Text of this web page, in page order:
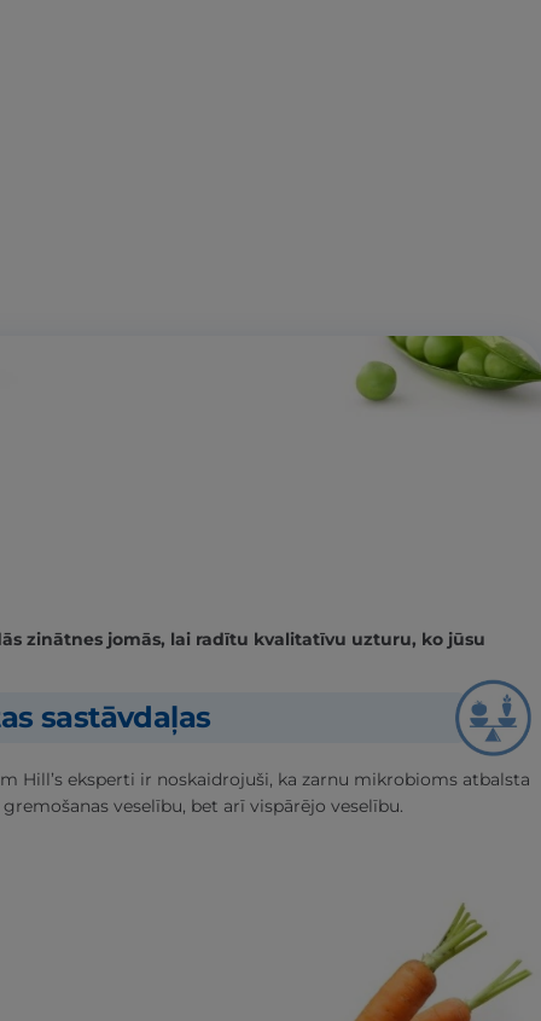
zinātnes jomās, lai radītu kvalitatīvu uzturu, ko jūsu
sastāvdaļas
Hill’s eksperti ir noskaidrojuši, ka zarnu mikrobioms atbalsta
veselību, bet arī vispārējo veselību.